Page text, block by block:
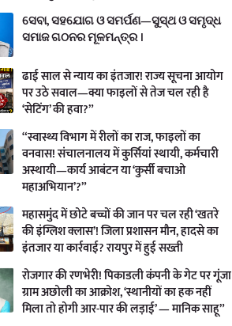
ସେବା, ସହଯୋଗ ଓ ସମର୍ପଣ—ସୁସ୍ଥ ଓ ସମୃଦ୍ଧ
ସମାଜ ଗଠନର ମୂଳମନ୍ତ୍ର ।
ढाई साल से न्याय का इंतजार! राज्य सूचना आयोग
पर उठे सवाल—क्या फाइलों से तेज चल रही है
‘सेटिंग’ की हवा?”
“स्वास्थ्य विभाग में रीलों का राज, फाइलों का
वनवास! संचालनालय में कुर्सियां स्थायी, कर्मचारी
अस्थायी—कार्य आबंटन या ‘कुर्सी बचाओ
महाअभियान’?”
महासमुंद में छोटे बच्चों की जान पर चल रही ‘खतरे
की इंग्लिश क्लास’! जिला प्रशासन मौन, हादसे का
इंतजार या कार्रवाई? रायपुर में हुई सख्ती
रोजगार की रणभेरी! पिकाडली कंपनी के गेट पर गूंजा
ग्राम अछोली का आक्रोश, ‘स्थानीयों का हक नहीं
मिला तो होगी आर-पार की लड़ाई’ — मानिक साहू”